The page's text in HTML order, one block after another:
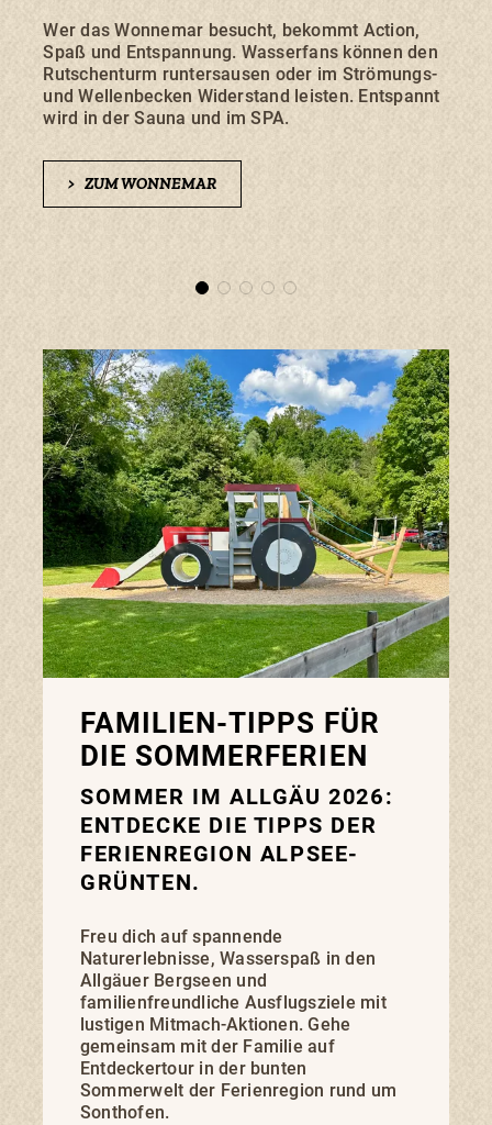
Wer das Wonnemar besucht, bekommt Action,
Spaß und Entspannung. Wasserfans können den
Rutschenturm runtersausen oder im Strömungs-
und Wellenbecken Widerstand leisten. Entspannt
wird in der Sauna und im SPA.
>ZUM WONNEMAR
und
FAMILIEN-TIPPS FÜR
DIE SOMMERFERIEN
SOMMER IM ALLGÄU 2026:
ENTDECKE DIE TIPPS DER
FERIENREGION ALPSEE-
GRÜNTEN.
Freu dich auf spannende
Naturerlebnisse, Wasserspaß in den
Allgäuer Bergseen und
familienfreundliche Ausflugsziele mit
lustigen Mitmach-Aktionen. Gehe
gemeinsam mit der Familie auf
Entdeckertour in der bunten
Sommerwelt der Ferienregion rund um
Sonthofen.